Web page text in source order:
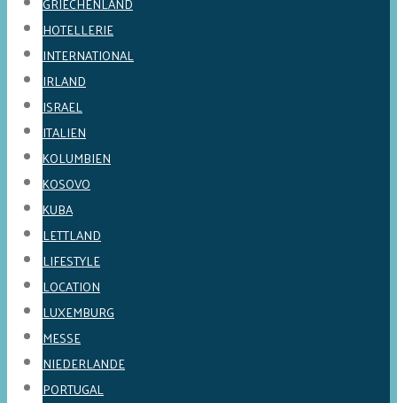
HOTELLERIE
INTERNATIONAL
IRLAND
ISRAEL
ITALIEN
KOLUMBIEN
KOSOVO
KUBA
LETTLAND
LIFESTYLE
LOCATION
LUXEMBURG
MESSE
NIEDERLANDE
PORTUGAL